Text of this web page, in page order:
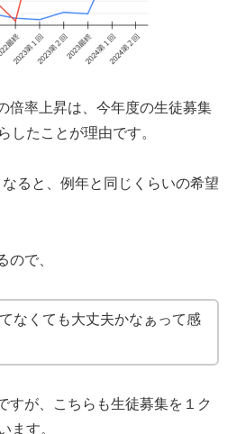
倍率上昇は、今年度の生徒募集
したことが理由です。
ると、例年と同じくらいの希望
ので、
なくても大丈夫かなぁって感
すが、こちらも生徒募集を１ク
ます。